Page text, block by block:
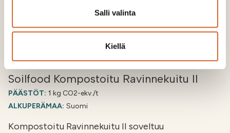
Salli valinta
Kiellä
Soilfood Kompostoitu Ravinnekuitu II
PÄÄSTÖT: 1 kg CO2-ekv./t
ALKUPERÄMAA: Suomi
Kompostoitu Ravinnekuitu II soveltuu